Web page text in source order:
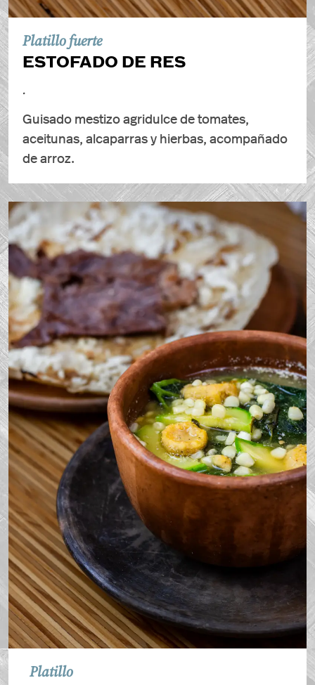
Platillo fuerte
ESTOFADO DE RES
.
Guisado mestizo agridulce de tomates,
aceitunas, alcaparras y hierbas, acompañado
de arroz.
Platillo